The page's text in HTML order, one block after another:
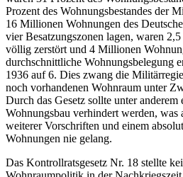
Prozent des Wohnungsbestandes der
16 Millionen Wohnungen des
vier Besatzungszonen lagen, waren
völlig zerstört und 4 Millionen
durchschnittliche Wohnungsbelegung
1936 auf 6. Dies zwang die
noch vorhandenen Wohnraum unter
Durch das Gesetz sollte unter
Wohnungsbau verhindert werden, was
weiterer Vorschriften und einem
Wohnungen nie gelang.
Das Kontrollratsgesetz Nr. 18 stellte